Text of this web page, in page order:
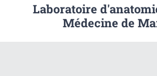
Laboratoire
Médecine de